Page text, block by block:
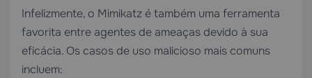
Infelizmente, o Mimikatz é também uma ferramenta
favorita entre agentes de ameaças devido à sua
eficácia. Os casos de uso malicioso mais comuns
incluem: